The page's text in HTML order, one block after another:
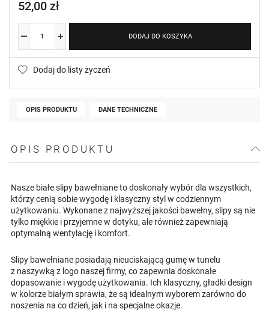
52,00 zł
DODAJ DO KOSZYKA
Dodaj do listy życzeń
OPIS PRODUKTU DANE TECHNICZNE
OPIS PRODUKTU
Nasze białe slipy bawełniane to doskonały wybór dla wszystkich,
którzy cenią sobie wygodę i klasyczny styl w codziennym
użytkowaniu. Wykonane z najwyższej jakości bawełny, slipy są nie
tylko miękkie i przyjemne w dotyku, ale również zapewniają
optymalną wentylację i komfort.
Slipy bawełniane posiadają nieuciskającą gumę w tunelu
z naszywką z logo naszej firmy, co zapewnia doskonałe
dopasowanie i wygodę użytkowania. Ich klasyczny, gładki design
w kolorze białym sprawia, że są idealnym wyborem zarówno do
noszenia na co dzień, jak i na specjalne okazje.